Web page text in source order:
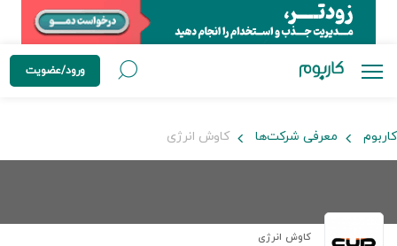
ورود/عضویت
کاربوم معرفی شرکت‌ها کاوش انرژی
کاوش انرژی